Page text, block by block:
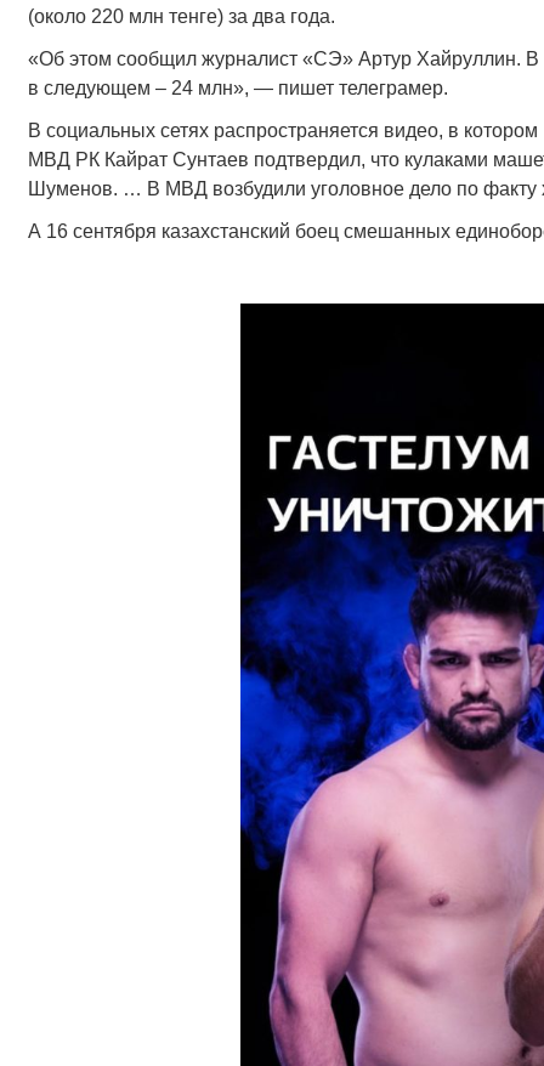
(около 220 млн тенге) за два года.
«Об этом сообщил журналист «СЭ» Артур Хайруллин. В
в следующем – 24 млн», — пишет телеграмер.
В социальных сетях распространяется видео, в
МВД РК Кайрат Сунтаев подтвердил, что кулаками
Шуменов. … В МВД возбудили уголовное дело по факту
А 16 сентября казахстанский боец смешанных